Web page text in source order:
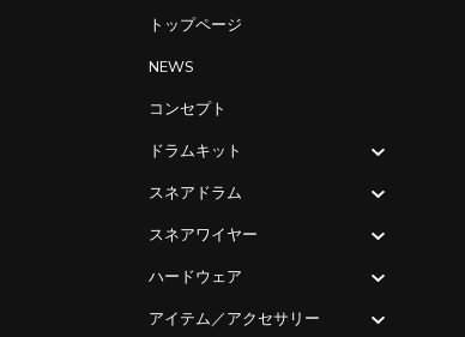
トップページ
NEWS
コンセプト
ドラムキット
スネアドラム
スネアワイヤー
ハードウェア
アイテム／アクセサリー